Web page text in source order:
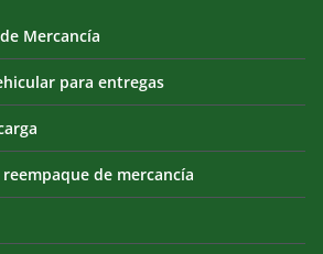
Mercancía
para entregas
de mercancía